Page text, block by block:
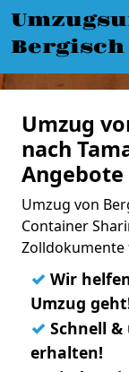
Umzug
nach
Angebote
Umzug von
Container
Zolldokumente
✓ Wir
Umzug
✓ Schnell
erhalten!